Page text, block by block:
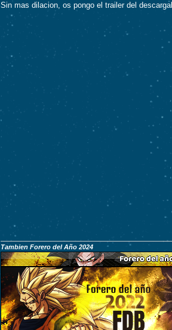
Sin mas dilacion, os pongo el trailer del
Tambien Forero del Año 2024